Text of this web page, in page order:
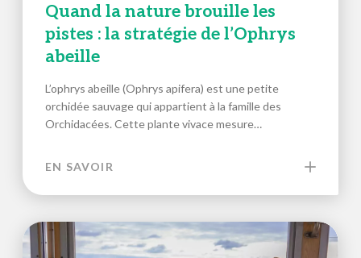
Quand la nature brouille les
pistes : la stratégie de l’Ophrys
abeille
L’ophrys abeille (Ophrys apifera) est une petite
orchidée sauvage qui appartient à la famille des
Orchidacées. Cette plante vivace mesure…
EN SAVOIR